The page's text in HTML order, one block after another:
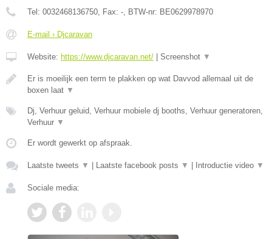
Tel: 0032468136750 , Fax: - , BTW-nr: BE0629978970
E-mail › Djcaravan
Website: https://www.djcaravan.net/ | Screenshot ▼
Er is moeilijk een term te plakken op wat Davvod allemaal uit de
boxen laat ▼
Dj, Verhuur geluid, Verhuur mobiele dj booths, Verhuur generatoren,
Verhuur ▼
Er wordt gewerkt op afspraak.
Laatste tweets ▼ | Laatste facebook posts ▼ | Introductie video ▼
Sociale media: